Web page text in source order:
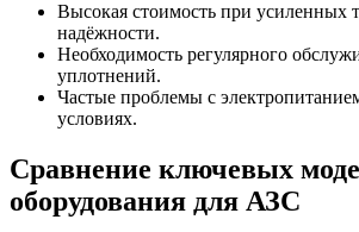
Высокая стоимость при усиленных
надёжности.
Необходимость регулярного
уплотнений.
Частые проблемы с
условиях.
Сравнение ключевых
оборудования для АЗС